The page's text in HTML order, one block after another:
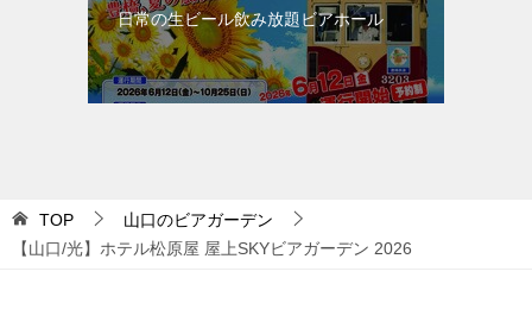
日常の生ビール飲み放題ビアホール
TOP
山口のビアガーデン
【山口/光】ホテル松原屋 屋上SKYビアガーデン 2026